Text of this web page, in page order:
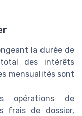
la durée de
des intérêts
mensualités sont
opérations de
frais de dossier,